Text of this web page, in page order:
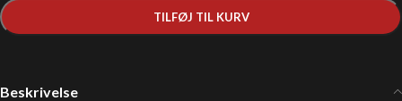
TILFØJ TIL KURV
Beskrivelse